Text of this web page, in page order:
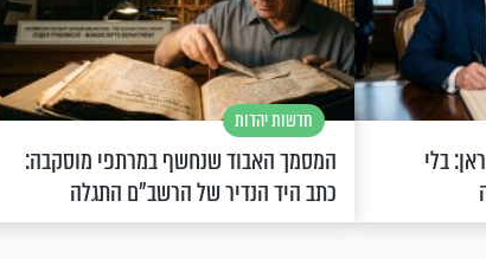
בלי
חדשות יהדות
המסמך האבוד שנחשף במרתפי מוסקבה:
כתב היד הנדיר של הרשב"ם התגלה